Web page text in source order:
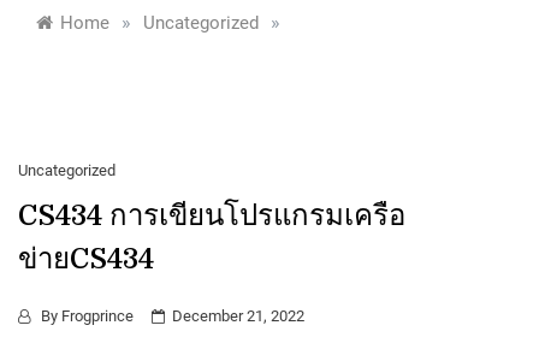
Home » Uncategorized »
Uncategorized
CS434 การเขียนโปรแกรมเครือ
ข่ายCS434
By Frogprince December 21, 2022